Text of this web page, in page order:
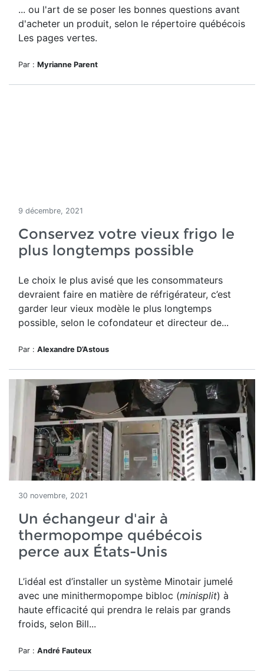
... ou l'art de se poser les bonnes questions avant
d'acheter un produit, selon le répertoire québécois
Les pages vertes.
Par : Myrianne Parent
9 décembre, 2021
Conservez votre vieux frigo le
plus longtemps possible
Le choix le plus avisé que les consommateurs
devraient faire en matière de réfrigérateur, c’est
garder leur vieux modèle le plus longtemps
possible, selon le cofondateur et directeur de...
Par : Alexandre D’Astous
30 novembre, 2021
Un échangeur d'air à
thermopompe québécois
perce aux États-Unis
L’idéal est d’installer un système Minotair jumelé
avec une minithermopompe bibloc (minisplit) à
haute efficacité qui prendra le relais par grands
froids, selon Bill...
Par : André Fauteux